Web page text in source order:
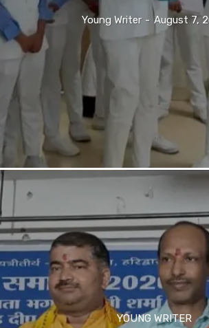
Young Writer - August 7,
YOUNG WRITER